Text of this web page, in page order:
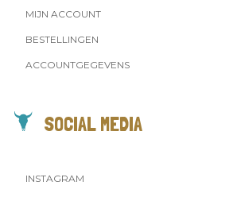
MIJN ACCOUNT
BESTELLINGEN
ACCOUNTGEGEVENS
SOCIAL MEDIA
INSTAGRAM